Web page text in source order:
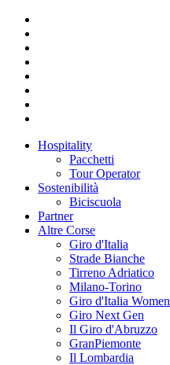
Hospitality
Pacchetti
Tour Operator
Sostenibilità
Biciscuola
Partner
Altre Corse
Giro d'Italia
Strade Bianche
Tirreno Adriatico
Milano-Torino
Giro d'Italia Women
Giro Next Gen
Il Giro d'Abruzzo
GranPiemonte
Il Lombardia